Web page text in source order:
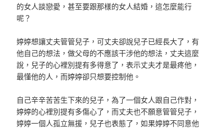
的女人談戀愛，甚至要跟那樣的女人結婚，這怎麼能行
呢？
婷婷想讓丈夫管管兒子，可丈夫卻說兒子已經長大了，有
他自己的想法，做父母的不應該干涉他的想法，丈夫這麼
說，兒子的心裡別提有多得意了，表示丈夫才是最疼他，
最懂他的人，而婷婷卻只想要控制他。
自己辛辛苦苦生下來的兒子，為了一個女人跟自己作對，
婷婷的心裡別提有多傷心了，而丈夫也不願意管管兒子，
婷婷一個人孤立無援，兒子也表態了，如果婷婷不同意他